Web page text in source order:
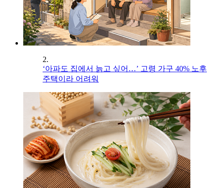
2.
‘아파도 집에서 늙고 싶어…’ 고령 가구 40% 노후
주택이라 어려워